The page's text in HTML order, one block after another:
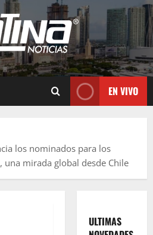
EN VIVO
los nominados para los
una mirada global desde Chile
ULTIMAS